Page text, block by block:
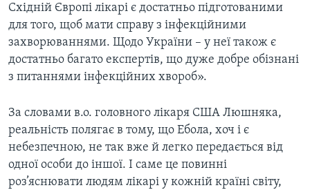
Східній Європі лікарі є достатньо підготованими
для того, щоб мати справу з інфекційними
захворюваннями. Щодо України – у неї також є
достатньо багато експертів, що дуже добре обізнані
з питаннями інфекційних хвороб».
За словами в.о. головного лікаря США Люшняка,
реальність полягає в тому, що Ебола, хоч і є
небезпечною, не так вже й легко передається від
одної особи до іншої. І саме це повинні
роз’яснювати людям лікарі у кожній країні світу,